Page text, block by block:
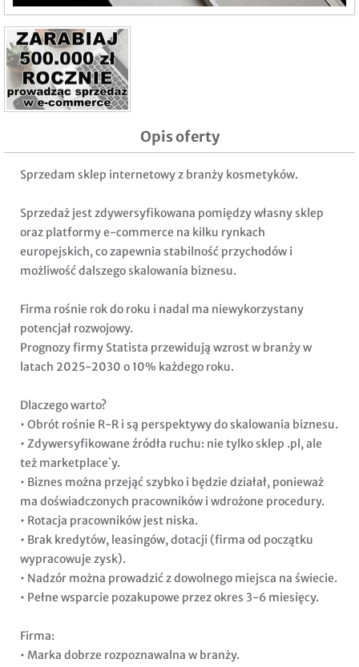
Opis oferty
Sprzedam sklep internetowy z branży kosmetyków.
Sprzedaż jest zdywersyfikowana pomiędzy własny sklep
oraz platformy e-commerce na kilku rynkach
europejskich, co zapewnia stabilność przychodów i
możliwość dalszego skalowania biznesu.
Firma rośnie rok do roku i nadal ma niewykorzystany
potencjał rozwojowy.
Prognozy firmy Statista przewidują wzrost w branży w
latach 2025-2030 o 10% każdego roku.
Dlaczego warto?
• Obrót rośnie R-R i są perspektywy do skalowania biznesu.
• Zdywersyfikowane źródła ruchu: nie tylko sklep .pl, ale
też marketplace`y.
• Biznes można przejąć szybko i będzie działał, ponieważ
ma doświadczonych pracowników i wdrożone procedury.
• Rotacja pracowników jest niska.
• Brak kredytów, leasingów, dotacji (firma od początku
wypracowuje zysk).
• Nadzór można prowadzić z dowolnego miejsca na świecie.
• Pełne wsparcie pozakupowe przez okres 3-6 miesięcy.
Firma:
• Marka dobrze rozpoznawalna w branży.